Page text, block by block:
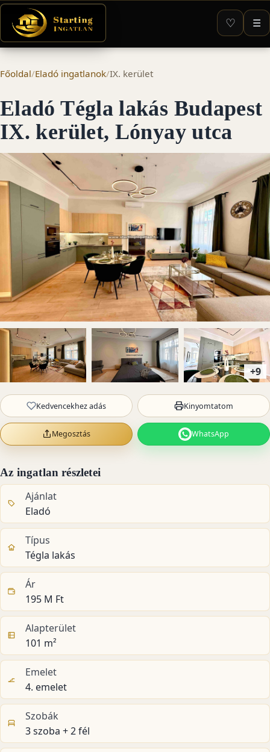
♡ ☰
Főoldal/Eladó ingatlanok/IX. kerület
Eladó Tégla lakás Budapest
IX. kerület, Lónyay utca
+9
Kedvencekhez adás Kinyomtatom
Megosztás WhatsApp
Az ingatlan részletei
Ajánlat
Eladó
Típus
Tégla lakás
Ár
195 M Ft
Alapterület
101 m²
Emelet
4. emelet
Szobák
3 szoba + 2 fél